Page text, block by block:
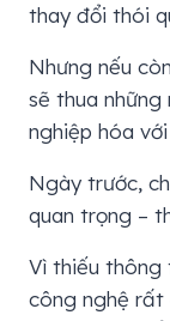
thay đổi thói
Nhưng nếu
sẽ thua
nghiệp hóa
Ngày trước,
quan trọng –
Vì thiếu thông
công nghệ rất